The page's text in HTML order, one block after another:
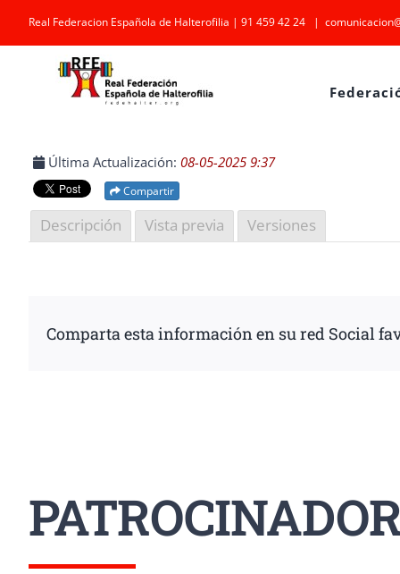
Saltar
al
contenido
Real Federacion Española de Halterofilia | 91 459 42 24 |
Última Actualización: 08-05-2025 9:37
Compartir
Descripción Vista previa Versiones
Comparta esta información en su red Social